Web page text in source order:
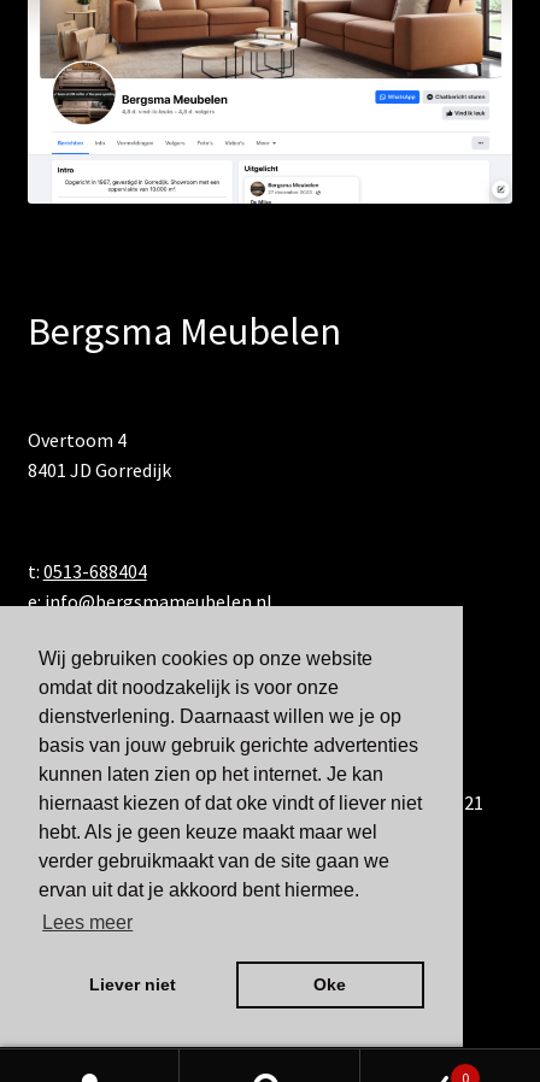
Wij gebruiken cookies op onze website
omdat dit noodzakelijk is voor onze
dienstverlening. Daarnaast willen we je op
basis van jouw gebruik gerichte advertenties
kunnen laten zien op het internet. Je kan
hiernaast kiezen of dat oke vindt of liever niet
hebt. Als je geen keuze maakt maar wel
verder gebruikmaakt van de site gaan we
ervan uit dat je akkoord bent hiermee.
Lees meer
Liever niet Oke
Bergsma Meubelen
Overtoom 4
8401 JD Gorredijk
t: 0513-688404
e:info@bergsmameubelen.nl
U kunt ons ook bereiken via WhatsApp via 06-833 60 921
0